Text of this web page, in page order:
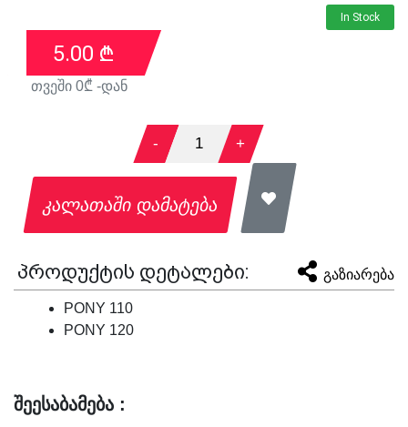
In Stock
5.00 ₾
თვეში 0₾ -დან
- 1 +
კალათაში დამატება
პროდუქტის დეტალები: გაზიარება
PONY 110
PONY 120
შეესაბამება :